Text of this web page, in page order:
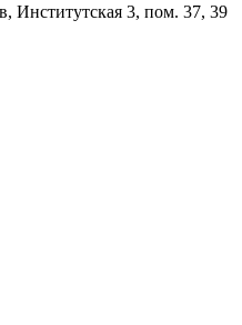
Институтская 3, пом. 37, 39